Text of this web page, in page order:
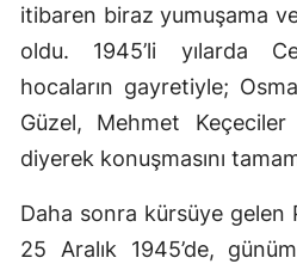
itibaren biraz yumuşama
oldu. 1945’li yılarda
hocaların gayretiyle;
Güzel, Mehmet
diyerek konuşmasını
Daha sonra kürsüye gelen
25 Aralık 1945’de,